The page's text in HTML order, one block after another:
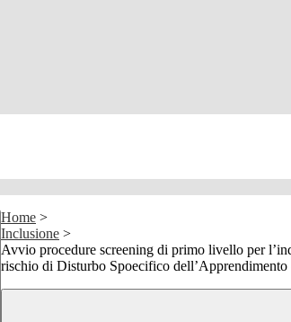
Home >
Inclusione >
Avvio procedure screening di primo livello per
rischio di Disturbo Spoecifico